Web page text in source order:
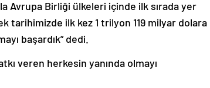
Avrupa Birliği ülkeleri içinde ilk sırada yer
tarihimizde ilk kez 1 trilyon 119 milyar dolara
başardık” dedi.
veren herkesin yanında olmayı